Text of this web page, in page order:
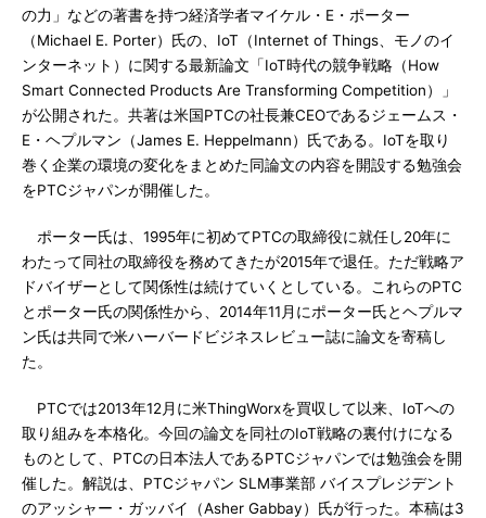
の力」などの著書を持つ経済学者マイケル・E・ポーター
（Michael E. Porter）氏の、IoT（Internet of Things、モノのイ
ンターネット）に関する最新論文「IoT時代の競争戦略（How
Smart Connected Products Are Transforming Competition）」
が公開された。共著は米国PTCの社長兼CEOであるジェームス・
E・ヘプルマン（James E. Heppelmann）氏である。IoTを取り
巻く企業の環境の変化をまとめた同論文の内容を開設する勉強会
をPTCジャパンが開催した。
ポーター氏は、1995年に初めてPTCの取締役に就任し20年に
わたって同社の取締役を務めてきたが2015年で退任。ただ戦略ア
ドバイザーとして関係性は続けていくとしている。これらのPTC
とポーター氏の関係性から、2014年11月にポーター氏とヘプルマ
ン氏は共同で米ハーバードビジネスレビュー誌に論文を寄稿し
た。
PTCでは2013年12月に米ThingWorxを買収して以来、IoTへの
取り組みを本格化。今回の論文を同社のIoT戦略の裏付けになる
ものとして、PTCの日本法人であるPTCジャパンでは勉強会を開
催した。解説は、PTCジャパン SLM事業部 バイスプレジデント
のアッシャー・ガッバイ（Asher Gabbay）氏が行った。本稿は3